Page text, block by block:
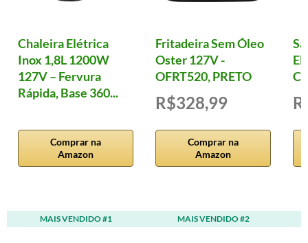
Chaleira Elétrica
Inox 1,8L 1200W
127V – Fervura
Rápida, Base 360...
Comprar na
Amazon
Fritadeira Sem Óleo
Oster 127V -
OFRT520, PRETO
R$328,99
Comprar na
Amazon
MAIS VENDIDO #1 MAIS VENDIDO #2